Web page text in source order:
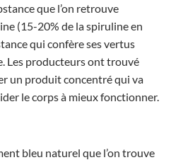
que l’on retrouve
(15-20% de la spiruline en
qui confère ses vertus
Les producteurs ont trouvé
un produit concentré qui va
le corps à mieux fonctionner.
bleu naturel que l’on trouve